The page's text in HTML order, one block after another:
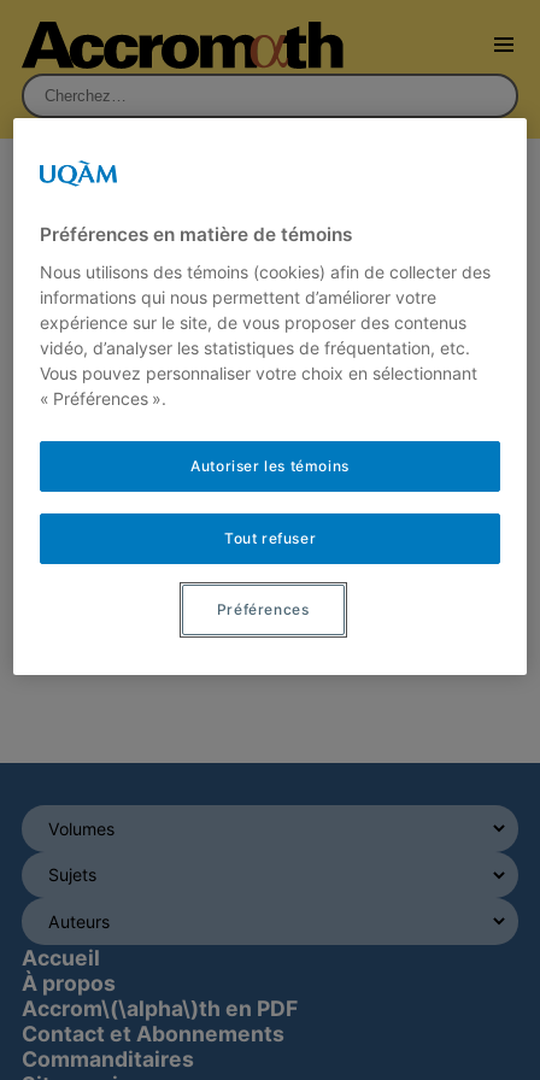
Rechercher :
Sujet :Mathématiques et santé
publique
Statistique et santé publique
22 février 2021
ParAndré Ross
Au cours des derniers mois, les méthodes
place des mesures de santé publique….
Lire plus
Accueil
À propos
Accrom\(\alpha\)th en PDF
Contact et Abonnements
Commanditaires
Préférences en matière de témoins
Nous utilisons des témoins (cookies) afin de collecter des
informations qui nous permettent d’améliorer votre
expérience sur le site, de vous proposer des contenus
vidéo, d’analyser les statistiques de fréquentation, etc.
Vous pouvez personnaliser votre choix en sélectionnant
« Préférences ».
Tout refuser
Autoriser les témoins
Préférences